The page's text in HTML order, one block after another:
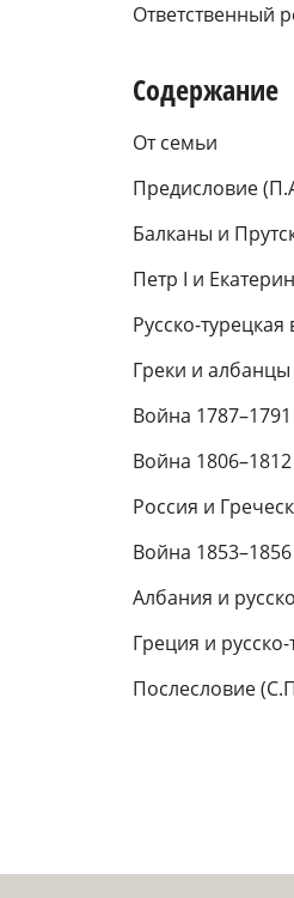
Ответственный
Содержание
От семьи
Предисловие
Балканы и
Петр I и
Русско-
Греки и албанцы
Война
Война
Россия и
Война 1853–1856
Албания и
Греция и
Послесловие